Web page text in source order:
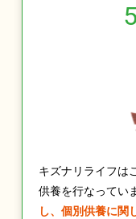
5
キズナリライフは
供養を行なってい
し、個別供養に関